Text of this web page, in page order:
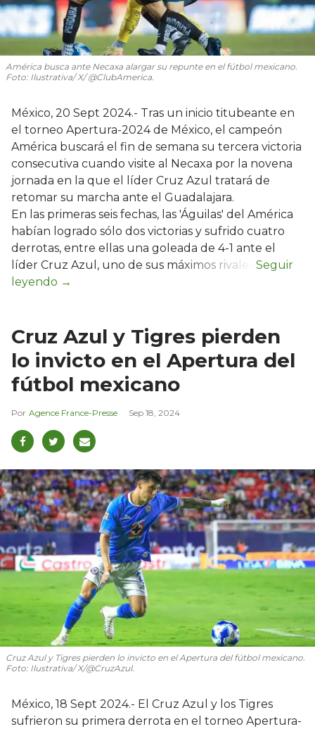
América busca ante Necaxa alargar su repunte en el fútbol mexicano.
Foto: Ilustrativa/ X/ @ClubAmerica.
México, 20 Sept 2024.- Tras un inicio titubeante en
el torneo Apertura-2024 de México, el campeón
América buscará el fin de semana su tercera victoria
consecutiva cuando visite al Necaxa por la novena
jornada en la que el líder Cruz Azul tratará de
retomar su marcha ante el Guadalajara.
En las primeras seis fechas, las 'Águilas' del América
habían logrado sólo dos victorias y sufrido cuatro
derrotas, entre ellas una goleada de 4-1 ante el
líder Cruz Azul, uno de sus máximos rivales.
Cruz Azul y Tigres pierden
lo invicto en el Apertura del
fútbol mexicano
Agence France-Presse Sep 18, 2024
Cruz Azul y Tigres pierden lo invicto en el Apertura del fútbol mexicano.
Foto: Ilustrativa/ X/@CruzAzul.
México, 18 Sept 2024.- El Cruz Azul y los Tigres
sufrieron su primera derrota en el torneo Apertura-